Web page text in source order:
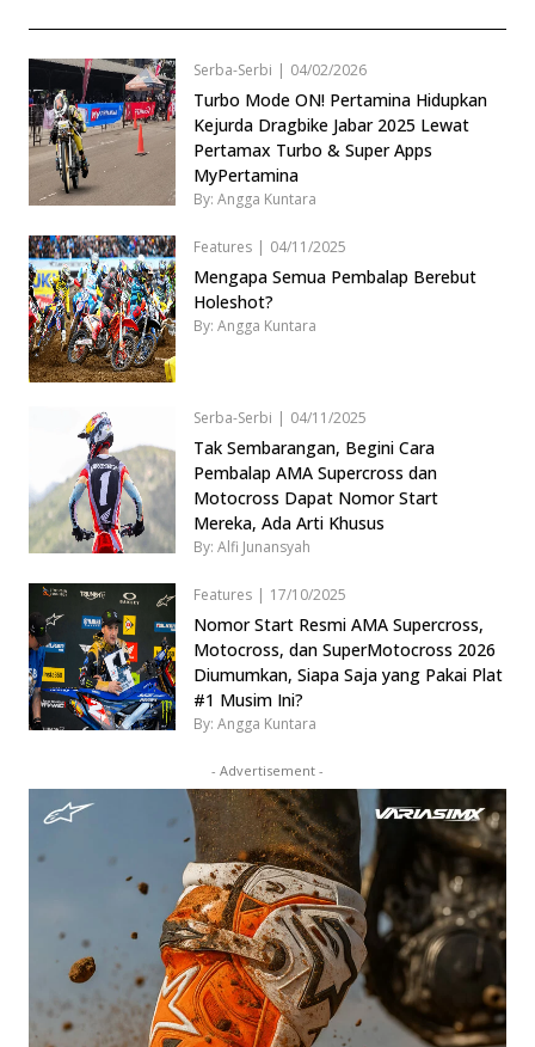
Serba-Serbi | 04/02/2026
Turbo Mode ON! Pertamina Hidupkan
Kejurda Dragbike Jabar 2025 Lewat
Pertamax Turbo & Super Apps
MyPertamina
By: Angga Kuntara
Features | 04/11/2025
Mengapa Semua Pembalap Berebut
Holeshot?
By: Angga Kuntara
Serba-Serbi | 04/11/2025
Tak Sembarangan, Begini Cara
Pembalap AMA Supercross dan
Motocross Dapat Nomor Start
Mereka, Ada Arti Khusus
By: Alfi Junansyah
Features | 17/10/2025
Nomor Start Resmi AMA Supercross,
Motocross, dan SuperMotocross 2026
Diumumkan, Siapa Saja yang Pakai Plat
#1 Musim Ini?
By: Angga Kuntara
- Advertisement -